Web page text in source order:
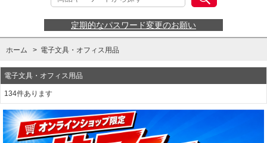
定期的なパスワード変更のお願い
ホーム > 電子文具・オフィス用品
電子文具・オフィス用品
134件あります